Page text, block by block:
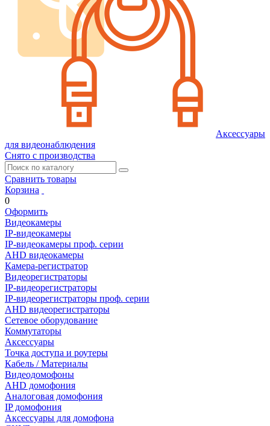
Аксессуары
для видеонаблюдения
Снято с производства
Сравнить товары
Корзина
0
Оформить
Видеокамеры
IP-видеокамеры
IP-видеокамеры проф. серии
AHD видеокамеры
Камера-регистратор
Видеорегистраторы
IP-видеорегистраторы
IP-видеорегистраторы проф. серии
AHD видеорегистраторы
Сетевое оборудование
Коммутаторы
Аксессуары
Точка доступа и роутеры
Кабель / Материалы
Видеодомофоны
AHD домофония
Аналоговая домофония
IP домофония
Аксессуары для домофона